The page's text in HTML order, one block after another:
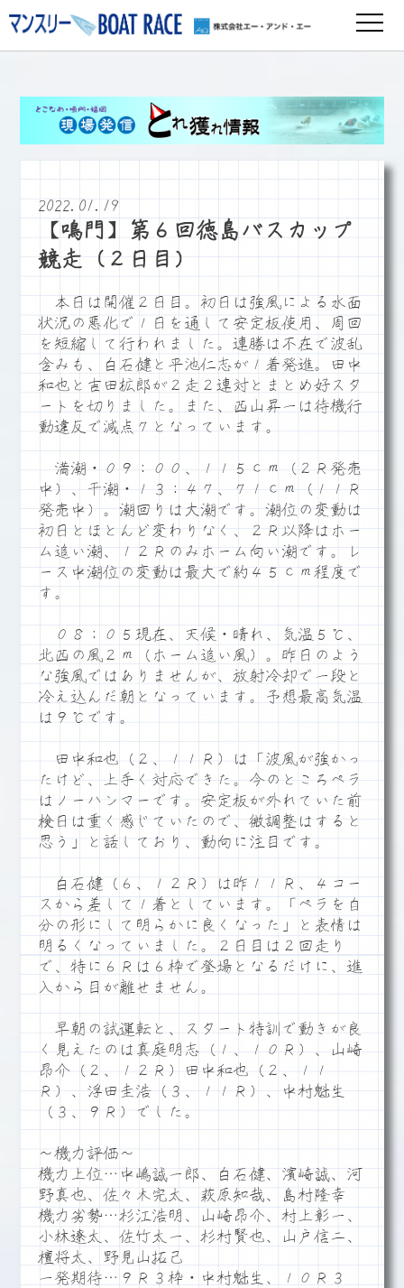
2022.01.19
【鳴門】第６回徳島バスカップ
競走（２日目）
本日は開催２日目。初日は強風による水面
状況の悪化で１日を通して安定板使用、周回
を短縮して行われました。連勝は不在で波乱
含みも、白石健と平池仁志が１着発進。田中
和也と吉田拡郎が２走２連対とまとめ好スタ
ートを切りました。また、西山昇一は待機行
動違反で減点７となっています。
満潮・０９：００、１１５ｃｍ（２Ｒ発売
中）、干潮・１３：４７、７１ｃｍ（１１Ｒ
発売中）。潮回りは大潮です。潮位の変動は
初日とほとんど変わりなく、２Ｒ以降はホー
ム追い潮、１２Ｒのみホーム向い潮です。レ
ース中潮位の変動は最大で約４５ｃｍ程度で
す。
０８：０５現在、天候・晴れ、気温５℃、
北西の風２ｍ（ホーム追い風）。昨日のよう
な強風ではありませんが、放射冷却で一段と
冷え込んだ朝となっています。予想最高気温
は９℃です。
田中和也（２、１１Ｒ）は「波風が強かっ
たけど、上手く対応できた。今のところペラ
はノーハンマーです。安定板が外れていた前
検日は重く感じていたので、微調整はすると
思う」と話しており、動向に注目です。
白石健（６、１２Ｒ）は昨１１Ｒ、４コー
スから差して１着としています。「ペラを自
分の形にして明らかに良くなった」と表情は
明るくなっていました。２日目は２回走り
で、特に６Ｒは６枠で登場となるだけに、進
入から目が離せません。
早朝の試運転と、スタート特訓で動きが良
く見えたのは真庭明志（１、１０Ｒ）、山崎
昂介（２、１２Ｒ）田中和也（２、１１
Ｒ）、浮田圭浩（３、１１Ｒ）、中村魁生
（３、９Ｒ）でした。
～機力評価～
機力上位…中嶋誠一郎、白石健、濱崎誠、河
野真也、佐々木完太、萩原知哉、島村隆幸
機力劣勢…杉江浩明、山崎昂介、村上彰一、
小林遼太、佐竹太一、杉村賢也、山戸信二、
檀将太、野見山拓己
一発期待…９Ｒ３枠・中村魁生、１０Ｒ３